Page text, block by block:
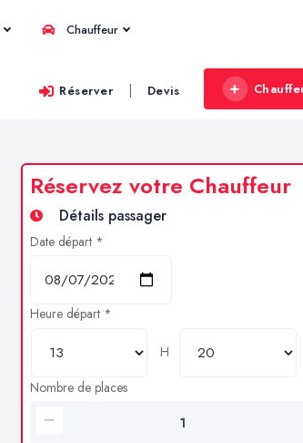
Chauffeur
Réserver | Devis
Réservez votre Chauffeur
Détails passager
Date départ *
Heure départ *
H
Nombre de places